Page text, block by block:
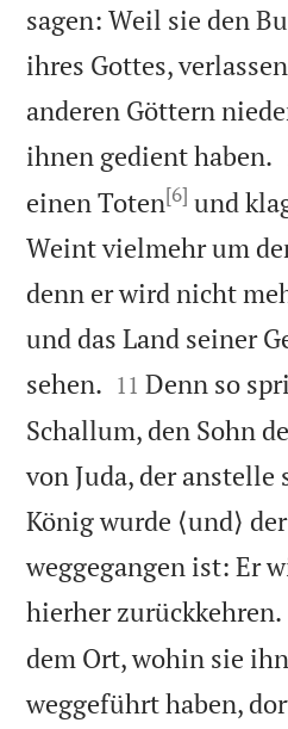
sagen: Weil sie den
ihres Gottes,
anderen Göttern
ihnen gedient haben.
einen Toten[6] und
Weint vielmehr um
denn er wird nicht
und das Land seiner
sehen. 

11 Denn so
Schallum, den Sohn
von Juda, der anstelle
König wurde ⟨und⟩
weggegangen ist: Er
hierher zurückkehren.
dem Ort, wohin sie
weggeführt haben,